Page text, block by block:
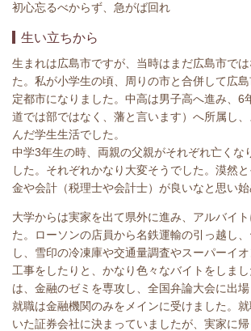
初心忘るべからず、急がば回れ
生い立ちから
生まれは広島市ですが、当時はまだ広島市で
た。私が小学生の頃、周りの市と合併して広
定都市になりました。中高は男子高へ進み、6
道では部ではなく、藩と言います）へ所属し
んだ学生生活でした。
中学3年生の時、両親の父親がそれぞれ亡くな
した。それぞれかなり大変そうでした。漠然
金や会計（税理士や会計士）が良いなと思い始
大学からは実家を出て県外に進み、アルバイ
た。ローソンの店員から名鉄運輸の引っ越し
し、雪印の冷凍庫や交通量調査やスーパーイ
工事をしたりと、かなり色々なバイトをしま
は、金融のゼミを専攻し、全国弁論大会に出場
就職は金融機関のみをメインに受けました。
いた証券会社に決まっていましたが、実家に